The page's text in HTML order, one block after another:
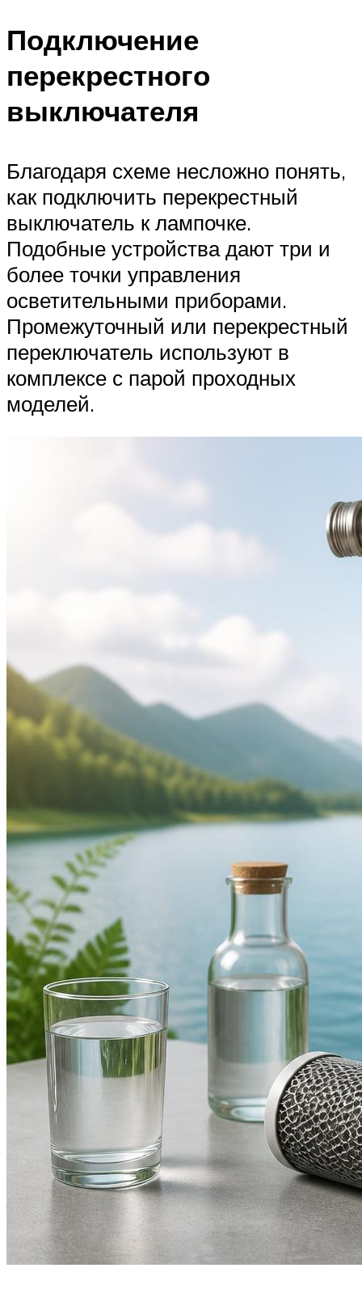
Подключение
перекрестного
выключателя
Благодаря схеме несложно понять,
как подключить перекрестный
выключатель к лампочке.
Подобные устройства дают три и
более точки управления
осветительными приборами.
Промежуточный или перекрестный
переключатель используют в
комплексе с парой проходных
моделей.